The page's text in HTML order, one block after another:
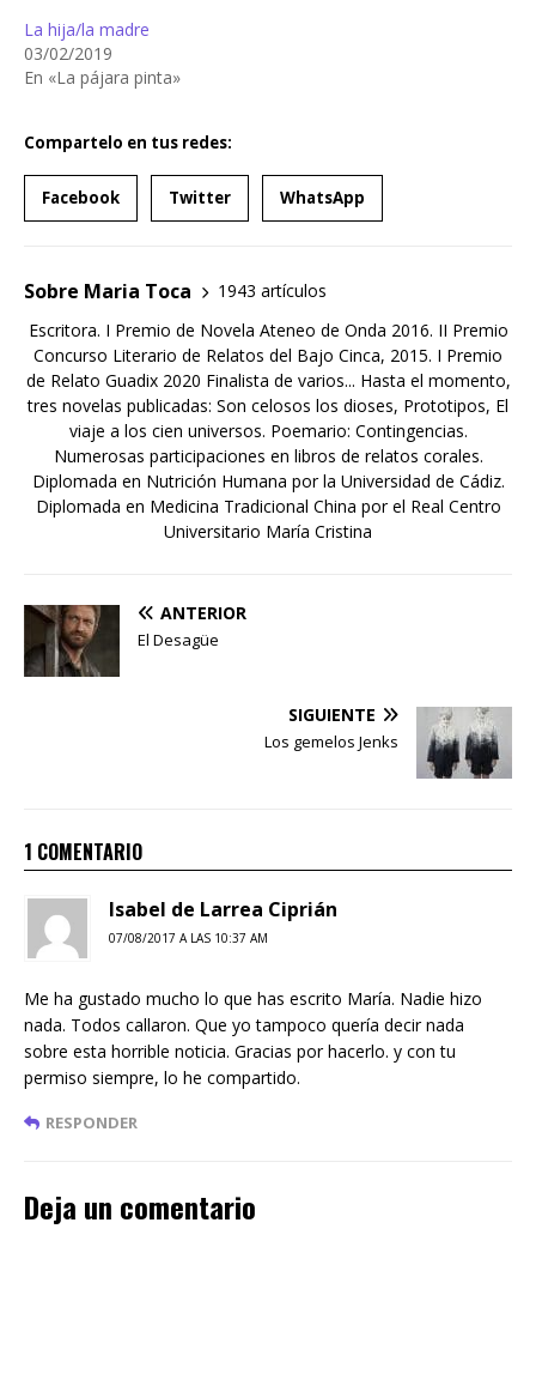
La hija/la madre
03/02/2019
En «La pájara pinta»
Compartelo en tus redes:
Facebook Twitter WhatsApp
Sobre Maria Toca
1943 artículos
Escritora. I Premio de Novela Ateneo de Onda 2016. II Premio
Concurso Literario de Relatos del Bajo Cinca, 2015. I Premio
de Relato Guadix 2020 Finalista de varios... Hasta el momento,
tres novelas publicadas: Son celosos los dioses, Prototipos, El
viaje a los cien universos. Poemario: Contingencias.
Numerosas participaciones en libros de relatos corales.
Diplomada en Nutrición Humana por la Universidad de Cádiz.
Diplomada en Medicina Tradicional China por el Real Centro
Universitario María Cristina
ANTERIOR
El Desagüe
SIGUIENTE
Los gemelos Jenks
1 COMENTARIO
Isabel de Larrea Ciprián
07/08/2017 A LAS 10:37 AM
Me ha gustado mucho lo que has escrito María. Nadie hizo
nada. Todos callaron. Que yo tampoco quería decir nada
sobre esta horrible noticia. Gracias por hacerlo. y con tu
permiso siempre, lo he compartido.
RESPONDER
Deja un comentario